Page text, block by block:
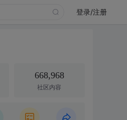
登录/注册
668,968
社区内容